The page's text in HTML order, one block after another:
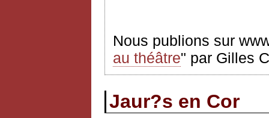
Nous publions sur
au théâtre" par Gilles
Jaur?s en Cor